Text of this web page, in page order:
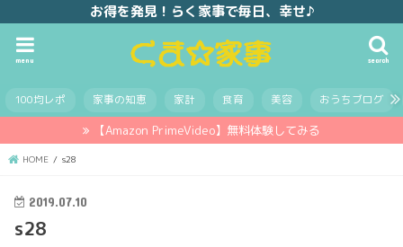
お得を発見！らく家事で毎日、幸せ♪
search
menu
100均レポ 家事の知恵 家計 食育 美容 おうちブログ
【Amazon PrimeVideo】無料体験してみる
HOME s28
2019.07.10
s28